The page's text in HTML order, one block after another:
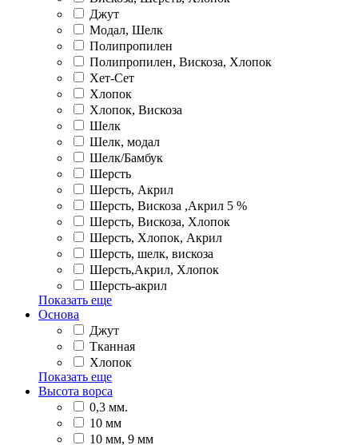
Джут
Модал, Шелк
Полипропилен
Полипропилен, Вискоза, Хлопок
Хет-Сет
Хлопок
Хлопок, Вискоза
Шелк
Шелк, модал
Шелк/Бамбук
Шерсть
Шерсть, Акрил
Шерсть, Вискоза ,Акрил 5 %
Шерсть, Вискоза, Хлопок
Шерсть, Хлопок, Акрил
Шерсть, шелк, вискоза
Шерсть,Акрил, Хлопок
Шерсть-акрил
Показать еще
Основа
Джут
Тканная
Хлопок
Показать еще
Высота ворса
0,3 мм.
10 мм
10 мм, 9 мм